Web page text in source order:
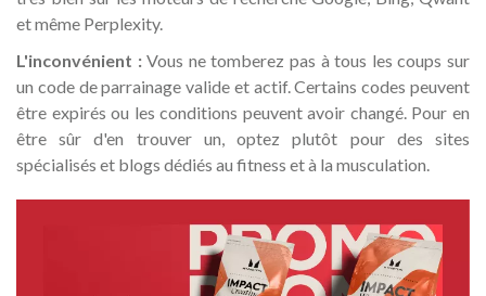
et même Perplexity.
L'inconvénient :Vous ne tomberez pas à tous les coups sur
un code de parrainage valide et actif. Certains codes peuvent
être expirés ou les conditions peuvent avoir changé. Pour en
être sûr d'en trouver un, optez plutôt pour des sites
spécialisés et blogs dédiés au fitness et à la musculation.